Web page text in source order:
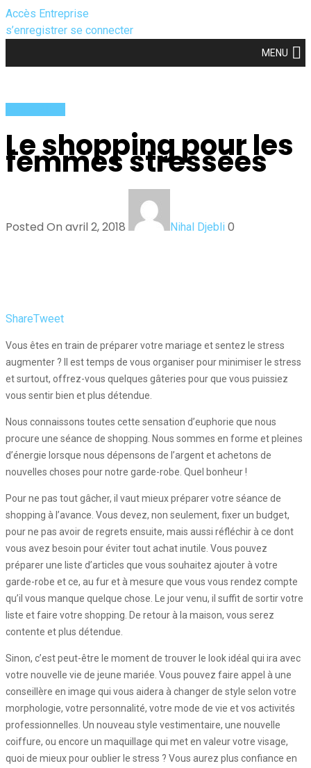
Accès Entreprise
s’enregistrer se connecter
MENU
Le shopping pour les
femmes stressées
Posted On avril 2, 2018 Nihal Djebli 0
ShareTweet
Vous êtes en train de préparer votre mariage et sentez le stress
augmenter ? Il est temps de vous organiser pour minimiser le stress
et surtout, offrez-vous quelques gâteries pour que vous puissiez
vous sentir bien et plus détendue.
Nous connaissons toutes cette sensation d’euphorie que nous
procure une séance de shopping. Nous sommes en forme et pleines
d’énergie lorsque nous dépensons de l’argent et achetons de
nouvelles choses pour notre garde-robe. Quel bonheur !
Pour ne pas tout gâcher, il vaut mieux préparer votre séance de
shopping à l’avance. Vous devez, non seulement, fixer un budget,
pour ne pas avoir de regrets ensuite, mais aussi réfléchir à ce dont
vous avez besoin pour éviter tout achat inutile. Vous pouvez
préparer une liste d’articles que vous souhaitez ajouter à votre
garde-robe et ce, au fur et à mesure que vous vous rendez compte
qu’il vous manque quelque chose. Le jour venu, il suffit de sortir votre
liste et faire votre shopping. De retour à la maison, vous serez
contente et plus détendue.
Sinon, c’est peut-être le moment de trouver le look idéal qui ira avec
votre nouvelle vie de jeune mariée. Vous pouvez faire appel à une
conseillère en image qui vous aidera à changer de style selon votre
morphologie, votre personnalité, votre mode de vie et vos activités
professionnelles. Un nouveau style vestimentaire, une nouvelle
coiffure, ou encore un maquillage qui met en valeur votre visage,
quoi de mieux pour oublier le stress ? Vous aurez plus confiance en